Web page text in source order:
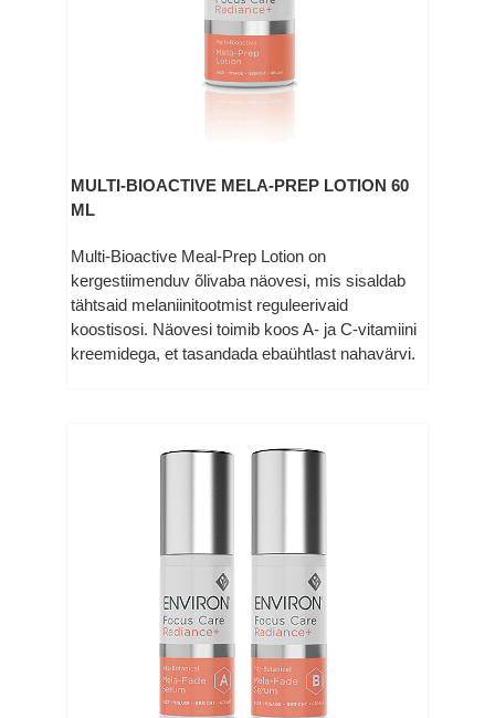
MULTI-BIOACTIVE MELA-PREP LOTION 60
ML
Multi-Bioactive Meal-Prep Lotion on
kergestiimenduv õlivaba näovesi, mis sisaldab
tähtsaid melaniinitootmist reguleerivaid
koostisosi. Näovesi toimib koos A- ja C-vitamiini
kreemidega, et tasandada ebaühtlast nahavärvi.